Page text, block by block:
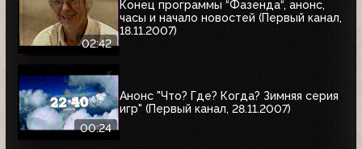
02:42
Конец программы “Фазенда“, анонс,
часы и начало новостей (Первый канал,
18.11.2007)
00:24
Анонс "Что? Где? Когда? Зимняя серия
игр" (Первый канал, 28.11.2007)